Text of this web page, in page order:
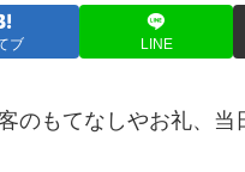
ブ LINE
もてなしやお礼、当